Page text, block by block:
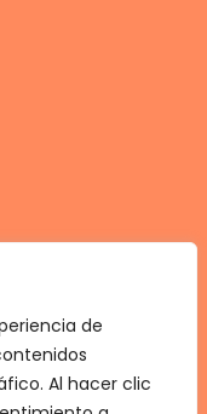
de
Al hacer clic